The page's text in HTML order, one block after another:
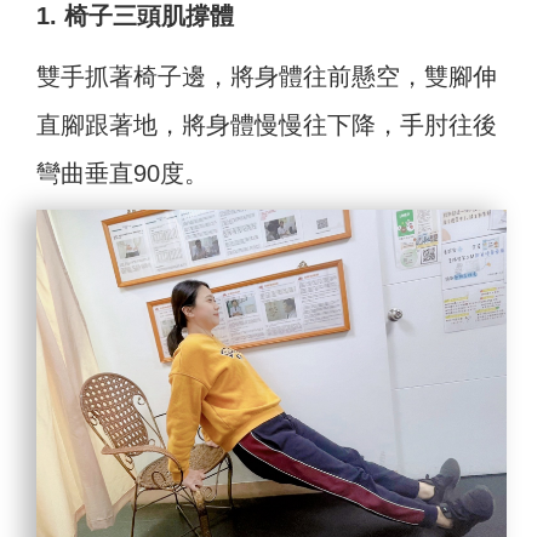
1. 椅子三頭肌撐體
雙手抓著椅子邊，將身體往前懸空，雙腳伸
直腳跟著地，將身體慢慢往下降，手肘往後
彎曲垂直90度。